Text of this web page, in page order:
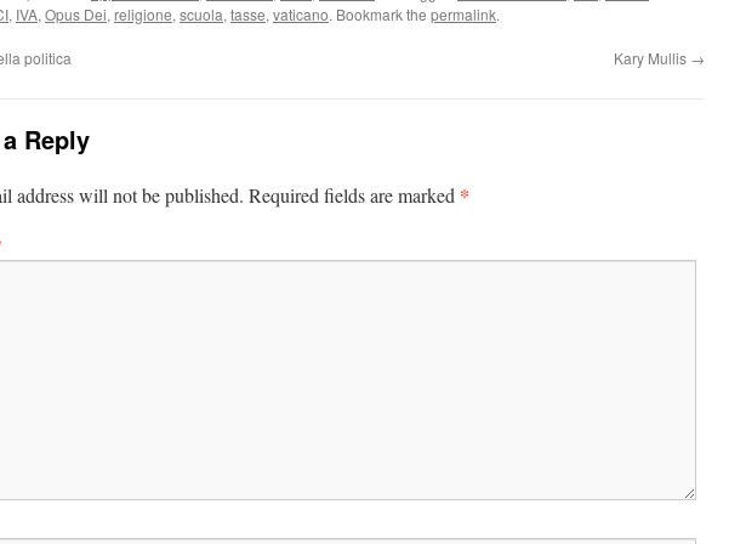
, IVA, Opus Dei, religione, scuola, tasse, vaticano. Bookmark the permalink.
politica Kary Mullis →
Reply
address will not be published. Required fields are marked *